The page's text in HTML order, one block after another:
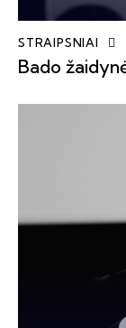
STRAIPSNIAI
Bado